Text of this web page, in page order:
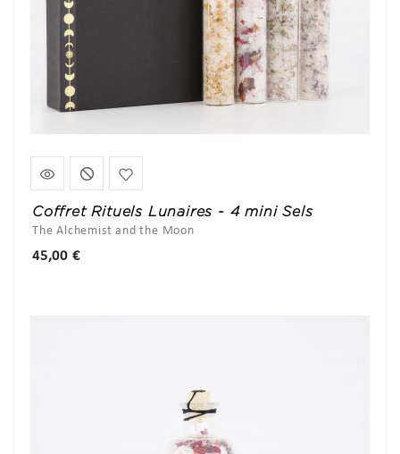
Coffret Rituels Lunaires - 4 mini Sels
The Alchemist and the Moon
45,00 €